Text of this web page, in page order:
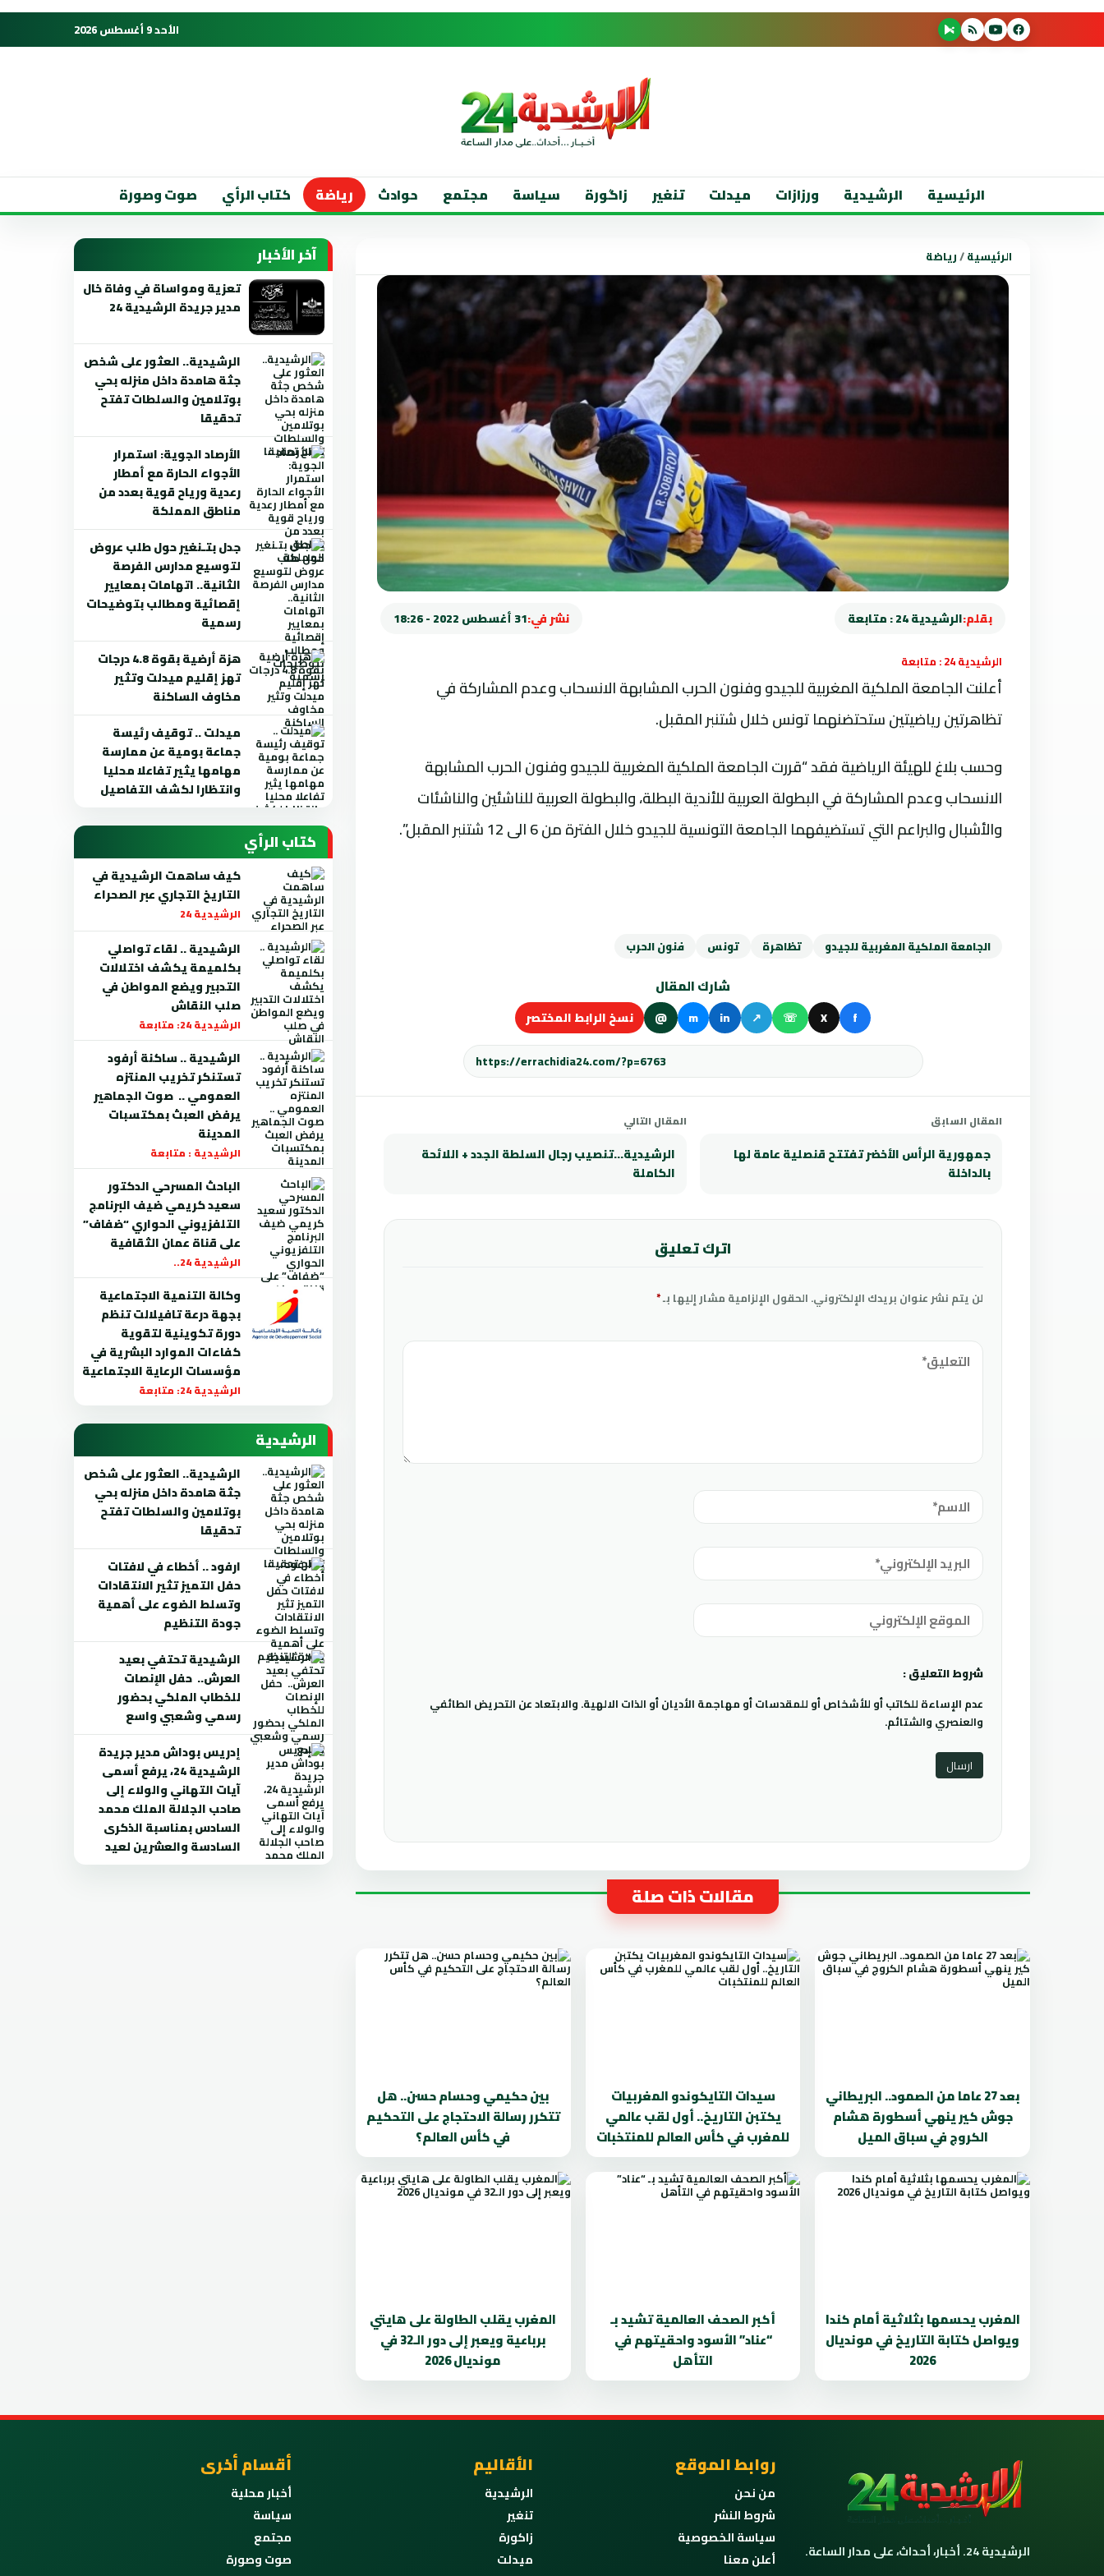
الأحد 9 أغسطس 2026
الرئيسية الرشيدية ورزازات ميدلت تنغير زاگورة سياسة مجتمع حوادث رياضة كتاب الرأي صوت وصورة
الرئيسية/رياضة
بقلم:الرشيدية 24 : متابعة نشر في:31 أغسطس 2022 - 18:26
الرشيدية 24 : متابعة
أعلنت الجامعة الملكية المغربية للجيدو وفنون الحرب المشابهة الانسحاب وعدم المشاركة في
تظاهرتين رياضيتين ستحتضنهما تونس خلال شتنبر المقبل.
وحسب بلاغ للهيئة الرياضية فقد “قررت الجامعة الملكية المغربية للجيدو وفنون الحرب المشابهة
الانسحاب وعدم المشاركة في البطولة العربية للأندية البطلة، والبطولة العربية للناشئين والناشئات
والأشبال والبراعم التي تستضيفهما الجامعة التونسية للجيدو خلال الفترة من 6 الى 12 شتنبر المقبل”.
الجامعة الملكية المغربية للجيدو تظاهرة تونس فنون الحرب
شارك المقال
f
X
☏
↗
in
m
@ نسخ الرابط المختصر
المقال السابق
جمهورية الرأس الأخضر تفتتح قنصلية عامة لها
بالداخلة
المقال التالي
الرشيدية…تنصيب رجال السلطة الجدد + اللائحة
الكاملة
اترك تعليق
لن يتم نشر عنوان بريدك الإلكتروني. الحقول الإلزامية مشار إليها بـ*
شروط التعليق :
عدم الإساءة للكاتب أو للأشخاص أو للمقدسات أو مهاجمة الأديان أو الذات الالهية. والابتعاد عن التحريض الطائفي
والعنصري والشتائم.
مقالات ذات صلة
بعد 27 عاما من الصمود.. البريطاني
جوش كير ينهي أسطورة هشام
الكروج في سباق الميل
سيدات التايكوندو المغربيات
يكتبن التاريخ.. أول لقب عالمي
للمغرب في كأس العالم للمنتخبات
بين حكيمي وحسام حسن.. هل
تتكرر رسالة الاحتجاج على التحكيم
في كأس العالم؟
المغرب يحسمها بثلاثية أمام كندا
ويواصل كتابة التاريخ في مونديال
2026
أكبر الصحف العالمية تشيد بـ
“عناد” الأسود واحقيتهم في
التأهل
المغرب يقلب الطاولة على هايتي
برباعية ويعبر إلى دور الـ32 في
مونديال 2026
آخر الأخبار
تعزية ومواساة في وفاة خال
مدير جريدة الرشيدية 24
الرشيدية.. العثور على شخص
جثة هامدة داخل منزله بحي
بوتلامين والسلطات تفتح
تحقيقا
الأرصاد الجوية: استمرار
الأجواء الحارة مع أمطار
رعدية ورياح قوية بعدد من
مناطق المملكة
جدل بتـنغير حول طلب عروض
لتوسيع مدارس الفرصة
الثانية.. اتهامات بمعايير
إقصائية ومطالب بتوضيحات
رسمية
هزة أرضية بقوة 4.8 درجات
تهز إقليم ميدلت وتثير
مخاوف الساكنة
ميدلت .. توقيف رئيسة
جماعة بومية عن ممارسة
مهامها يثير تفاعلا محليا
وانتظارا لكشف التفاصيل
كتاب الرأي
كيف ساهمت الرشيدية في
التاريخ التجاري عبر الصحراء
الرشيدية 24
الرشيدية .. لقاء تواصلي
بكلميمة يكشف اختلالات
التدبير ويضع المواطن في
صلب النقاش
الرشيدية 24: متابعة
الرشيدية .. ساكنة أرفود
تستنكر تخريب المنتزه
العمومي .. صوت الجماهير
يرفض العبث بمكتسبات
المدينة
الرشيدية : متابعة
الباحث المسرحي الدكتور
سعيد كريمي ضيف البرنامج
التلفزيوني الحواري “ضفاف”
على قناة عمان الثقافية
الرشيدية 24..
وكالة التنمية الاجتماعية
بجهة درعة تافيلالت تنظم
دورة تكوينية لتقوية
كفاءات الموارد البشرية في
مؤسسات الرعاية الاجتماعية
الرشيدية 24: متابعة
الرشيدية
الرشيدية.. العثور على شخص
جثة هامدة داخل منزله بحي
بوتلامين والسلطات تفتح
تحقيقا
ارفود .. أخطاء في لافتات
حفل التميز تثير الانتقادات
وتسلط الضوء على أهمية
جودة التنظيم
الرشيدية تحتفي بعيد
العرش.. حفل الإنصات
للخطاب الملكي بحضور
رسمي وشعبي واسع
إدريس بوداش مدير جريدة
الرشيدية 24، يرفع أسمى
آيات التهاني والولاء إلى
صاحب الجلالة الملك محمد
السادس بمناسبة الذكرى
السادسة والعشرين لعيد
الرشيدية 24. أخبار، أحداث، على مدار الساعة.
روابط الموقع
من نحن
شروط النشر
سياسة الخصوصية
أعلن معنا
الأقاليم
الرشيدية
تنغير
زاكورة
ميدلت
أقسام أخرى
أخبار محلية
سياسة
مجتمع
صوت وصورة